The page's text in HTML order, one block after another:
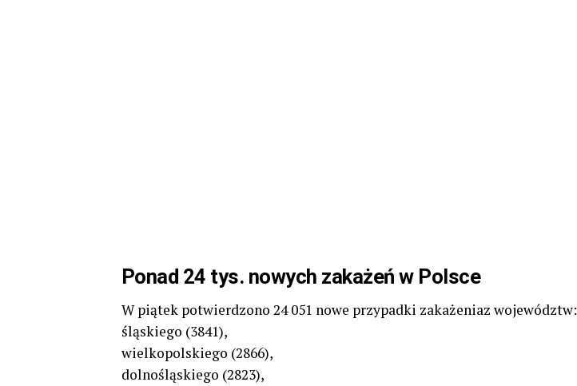
Ponad 24 tys. nowych zakażeń w Polsce
W piątek potwierdzono 24 051 nowe przypadki zakażeniaz województw:
śląskiego (3841),
wielkopolskiego (2866),
dolnośląskiego (2823),